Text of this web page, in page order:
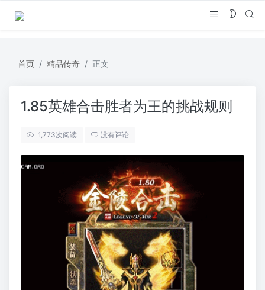
首页 精品传奇 正文
1.85英雄合击胜者为王的挑战规则
1,773次阅读 没有评论